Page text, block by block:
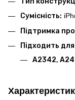
Сумісність:
Підтримка
Підходить
A2342,